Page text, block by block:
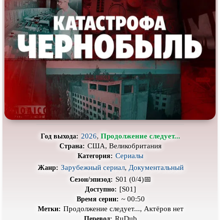
Про выживание Про гангстеров
Про гонки Про деревню
Про динозавров Про драконов
Про животных Про зомби
Про инопланетян
Про корабли и подводные
лодки
Про любовь
Про маньяков и
серийных
убийц
Про мафию
Про оборотней Про пиратов
Про путешествия
Про роботов Про рыцарей
Про собак
Про снайперов Про супергероев
Год выхода: 2026, Продолжение следует...
Страна: США, Великобритания
Категория: Сериалы
Жанр: Зарубежный сериал, Документальный
Сезон/эпизод: S01 (0/4)📅
Доступно: [S01]
Время серии: ~ 00:50
Метки: Продолжение следует..., Актёров нет